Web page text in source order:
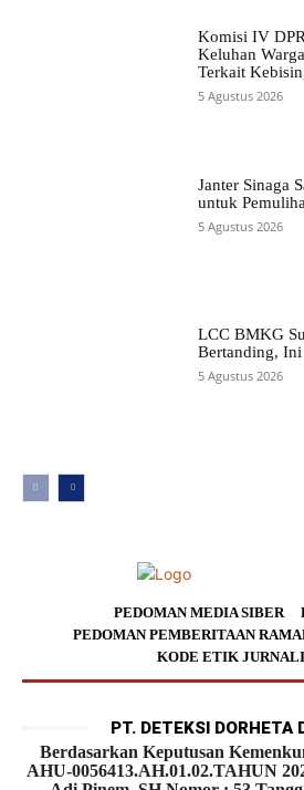
Komisi IV
Keluhan
Terkait
5 Agustus 2026
Janter Sinaga
untuk
5 Agustus 2026
LCC BMKG
Bertanding, Ini
5 Agustus 2026
PEDOMAN MEDIA SIBER
PEDOMAN PEMBERITAAN
KODE ETIK
PT. DETEKSI DORHETA
Berdasarkan Keputusan
AHU-0056413.AH.01.02.TAHUN